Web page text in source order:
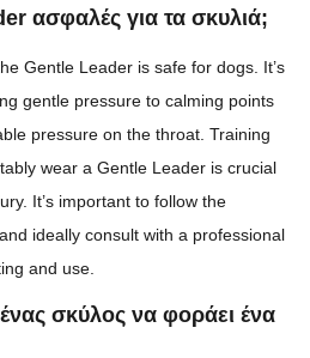
ασφαλές για τα σκυλιά;
Gentle Leader is safe for dogs. It’s
gentle pressure to calming points
pressure on the throat. Training
wear a Gentle Leader is crucial
It’s important to follow the
ideally consult with a professional
and use.
σκύλος να φοράει ένα